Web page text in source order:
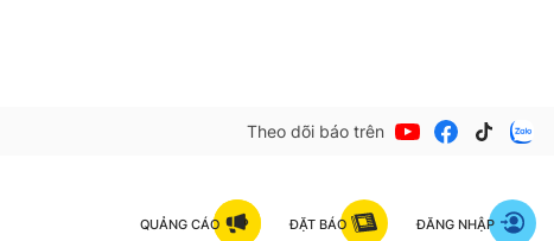
Theo dõi báo trên
QUẢNG CÁO ĐẶT BÁO ĐĂNG NHẬP